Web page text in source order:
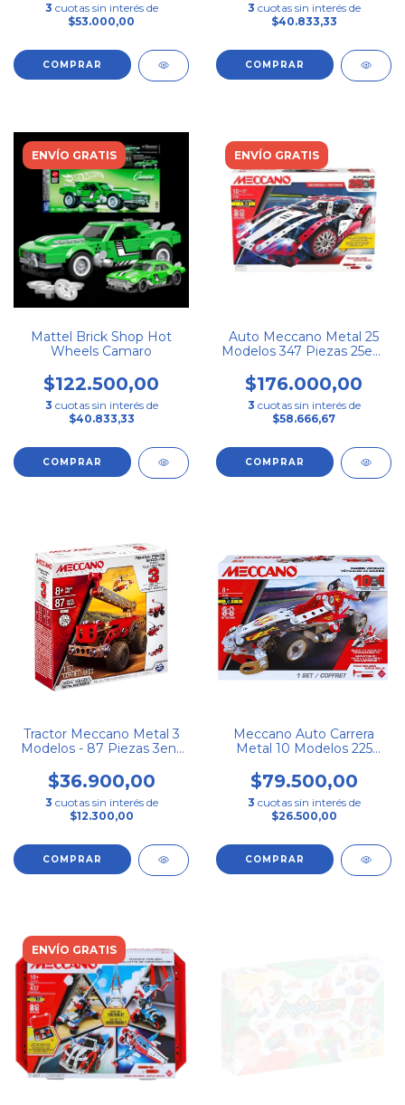
3 cuotas sin interés de
$53.000,00
3 cuotas sin interés de
$40.833,33
ENVÍO GRATIS
Mattel Brick Shop Hot
Wheels Camaro
$122.500,00
3 cuotas sin interés de
$40.833,33
ENVÍO GRATIS
Auto Meccano Metal 25
Modelos 347 Piezas 25en1
$176.000,00
3 cuotas sin interés de
$58.666,67
Tractor Meccano Metal 3
Modelos - 87 Piezas 3en1
$36.900,00
3 cuotas sin interés de
$12.300,00
Meccano Auto Carrera
Metal 10 Modelos 225
$79.500,00
3 cuotas sin interés de
$26.500,00
ENVÍO GRATIS